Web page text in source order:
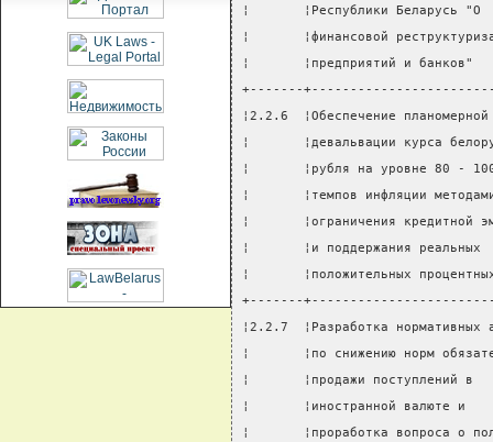
¦       ¦Республики
¦       ¦финансовой
¦       ¦предприятий и
+-------
¦2.2.6  ¦Обеспечение
¦       ¦девальвации курса
¦       ¦рубля на уровне 80
¦       ¦темпов инфляции
¦       ¦ограничения
¦       ¦и поддержания
¦       ¦положительных
+-------
¦2.2.7  ¦Разработка
¦       ¦по снижению норм
¦       ¦продажи
¦       ¦иностранной
¦       ¦проработка